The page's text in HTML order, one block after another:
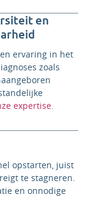
en
ervaring in het
zoals
expertise.
opstarten, juist
te stagneren.
en onnodige